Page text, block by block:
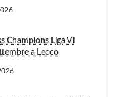
Champions Liga Vi
a Lecco